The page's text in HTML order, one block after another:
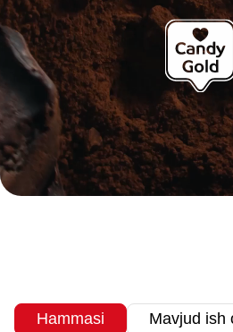
Hammasi Mavjud ish